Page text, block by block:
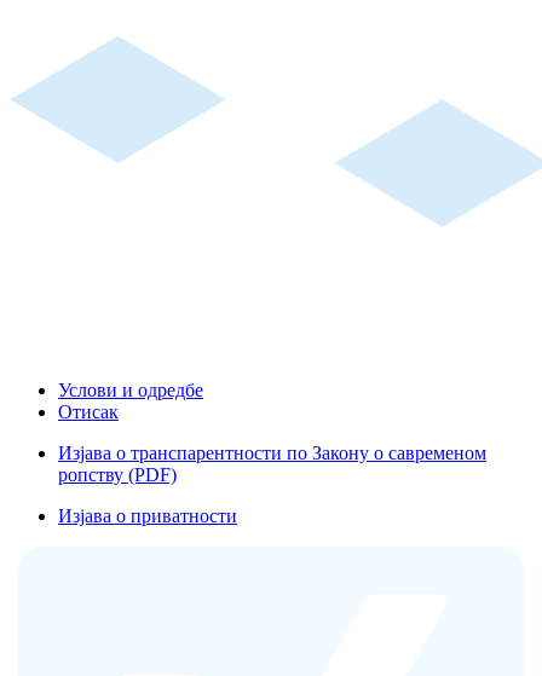
Услови и одредбе
Отисак
Изјава о транспарентности по Закону о савременом
ропству (PDF)
Изјава о приватности